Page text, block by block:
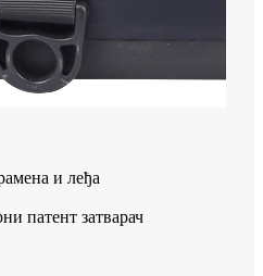
и леђа
патент затварач